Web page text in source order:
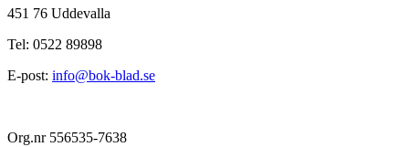
451 76 Uddevalla
Tel: 0522 89898
E-post: info@bok-blad.se
Org.nr 556535-7638